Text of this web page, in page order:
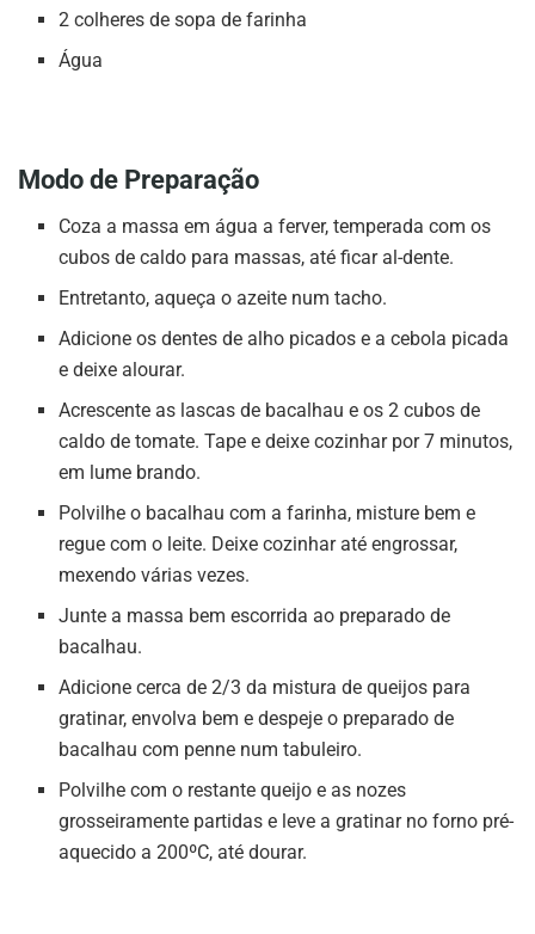
2 colheres de sopa de farinha
Água
Modo de Preparação
Coza a massa em água a ferver, temperada com os
cubos de caldo para massas, até ficar al-dente.
Entretanto, aqueça o azeite num tacho.
Adicione os dentes de alho picados e a cebola picada
e deixe alourar.
Acrescente as lascas de bacalhau e os 2 cubos de
caldo de tomate. Tape e deixe cozinhar por 7 minutos,
em lume brando.
Polvilhe o bacalhau com a farinha, misture bem e
regue com o leite. Deixe cozinhar até engrossar,
mexendo várias vezes.
Junte a massa bem escorrida ao preparado de
bacalhau.
Adicione cerca de 2/3 da mistura de queijos para
gratinar, envolva bem e despeje o preparado de
bacalhau com penne num tabuleiro.
Polvilhe com o restante queijo e as nozes
grosseiramente partidas e leve a gratinar no forno pré-
aquecido a 200ºC, até dourar.